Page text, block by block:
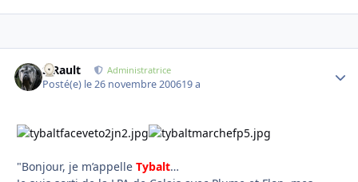
S.Rault Administratrice
Posté(e) le 26 novembre 200619 a
"Bonjour, je m’appelle Tybalt…